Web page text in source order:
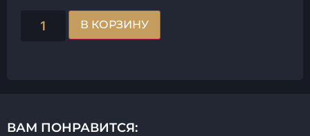
В КОРЗИНУ
ВАМ ПОНРАВИТСЯ: